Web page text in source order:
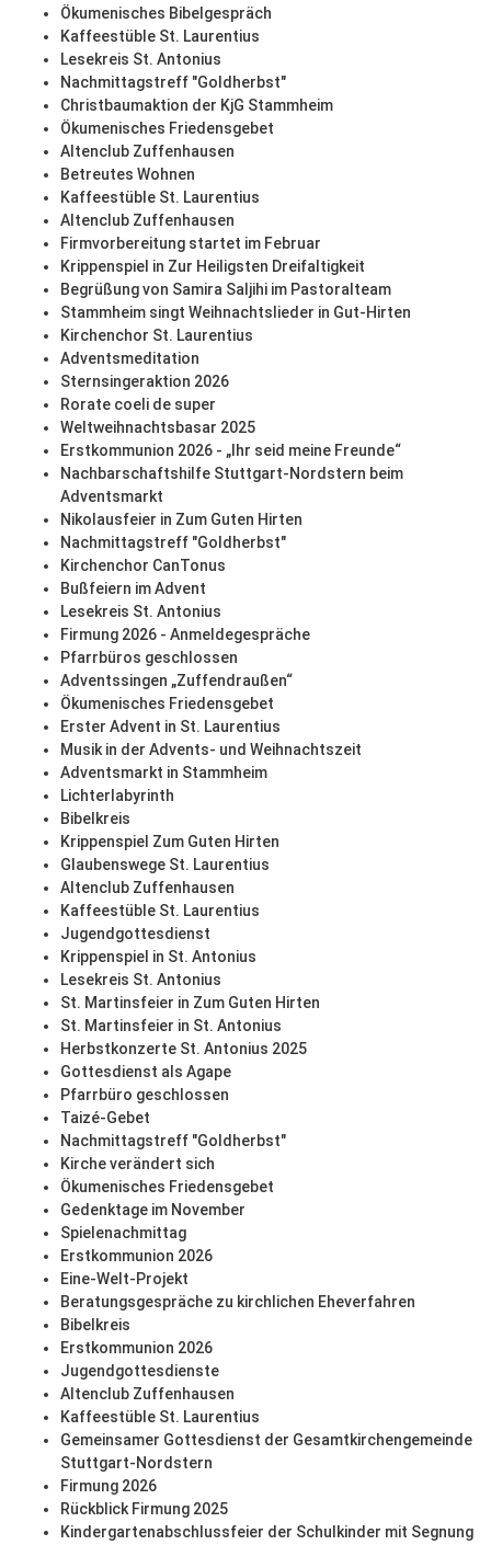
Ökumenisches Bibelgespräch
Kaffeestüble St. Laurentius
Lesekreis St. Antonius
Nachmittagstreff "Goldherbst"
Christbaumaktion der KjG Stammheim
Ökumenisches Friedensgebet
Altenclub Zuffenhausen
Betreutes Wohnen
Kaffeestüble St. Laurentius
Altenclub Zuffenhausen
Firmvorbereitung startet im Februar
Krippenspiel in Zur Heiligsten Dreifaltigkeit
Begrüßung von Samira Saljihi im Pastoralteam
Stammheim singt Weihnachtslieder in Gut-Hirten
Kirchenchor St. Laurentius
Adventsmeditation
Sternsingeraktion 2026
Rorate coeli de super
Weltweihnachtsbasar 2025
Erstkommunion 2026 - „Ihr seid meine Freunde“
Nachbarschaftshilfe Stuttgart-Nordstern beim
Adventsmarkt
Nikolausfeier in Zum Guten Hirten
Nachmittagstreff "Goldherbst"
Kirchenchor CanTonus
Bußfeiern im Advent
Lesekreis St. Antonius
Firmung 2026 - Anmeldegespräche
Pfarrbüros geschlossen
Adventssingen „Zuffendraußen“
Ökumenisches Friedensgebet
Erster Advent in St. Laurentius
Musik in der Advents- und Weihnachtszeit
Adventsmarkt in Stammheim
Lichterlabyrinth
Bibelkreis
Krippenspiel Zum Guten Hirten
Glaubenswege St. Laurentius
Altenclub Zuffenhausen
Kaffeestüble St. Laurentius
Jugendgottesdienst
Krippenspiel in St. Antonius
Lesekreis St. Antonius
St. Martinsfeier in Zum Guten Hirten
St. Martinsfeier in St. Antonius
Herbstkonzerte St. Antonius 2025
Gottesdienst als Agape
Pfarrbüro geschlossen
Taizé-Gebet
Nachmittagstreff "Goldherbst"
Kirche verändert sich
Ökumenisches Friedensgebet
Gedenktage im November
Spielenachmittag
Erstkommunion 2026
Eine-Welt-Projekt
Beratungsgespräche zu kirchlichen Eheverfahren
Bibelkreis
Erstkommunion 2026
Jugendgottesdienste
Altenclub Zuffenhausen
Kaffeestüble St. Laurentius
Gemeinsamer Gottesdienst der Gesamtkirchengemeinde
Stuttgart-Nordstern
Firmung 2026
Rückblick Firmung 2025
Kindergartenabschlussfeier der Schulkinder mit Segnung